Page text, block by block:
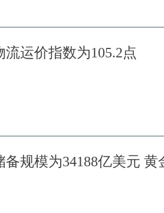
运价指数为105.2点
备规模为34188亿美元